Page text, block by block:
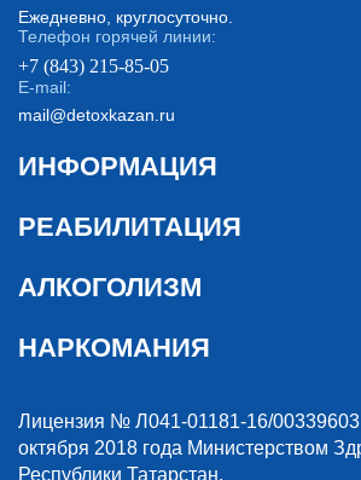
Ежедневно, круглосуточно.
Телефон горячей линии:
+7 (843) 215-85-05
E-mail:
mail@detoxkazan.ru
ИНФОРМАЦИЯ
РЕАБИЛИТАЦИЯ
АЛКОГОЛИЗМ
НАРКОМАНИЯ
Лицензия № Л041-01181-16/
октября 2018 года Министерством
Республики Татарстан.